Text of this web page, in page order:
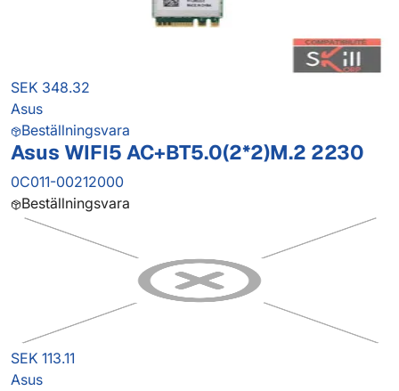
SEK 348.32
Asus
Beställningsvara
Asus WIFI5 AC+BT5.0(2*2)M.2 2230
0C011-00212000
Beställningsvara
SEK 113.11
Asus